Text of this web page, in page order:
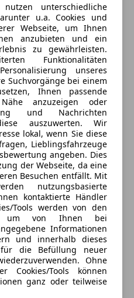
unterschiedliche
u.a. Cookies und
Webseite, um Ihnen
anzubieten und ein
zu gewährleisten.
Funktionalitäten
unseres
Suchvorgänge bei einem
Ihnen passende
anzuzeigen oder
und Nachrichten
auszuwerten. Wir
lokal, wenn Sie diese
Lieblingsfahrzeuge
angeben. Dies
der Webseite, da eine
Besuchen entfällt. Mit
nutzungsbasierte
kontaktierte Händler
Tools werden von den
um von Ihnen bei
Informationen
und innerhalb dieses
für die Befüllung neuer
Ohne
Cookies/Tools können
ganz oder teilweise